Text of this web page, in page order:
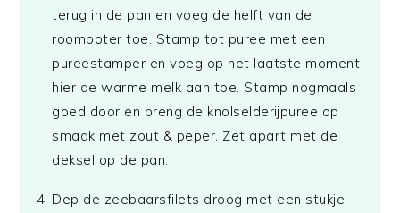
terug in de pan en voeg de helft van de
roomboter toe. Stamp tot puree met een
pureestamper en voeg op het laatste moment
hier de warme melk aan toe. Stamp nogmaals
goed door en breng de knolselderijpuree op
smaak met zout & peper. Zet apart met de
deksel op de pan.
Dep de zeebaarsfilets droog met een stukje